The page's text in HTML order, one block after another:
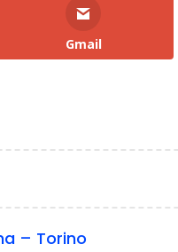
Gmail
– Torino